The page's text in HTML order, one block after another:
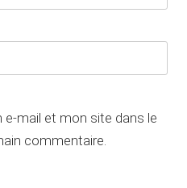
mail et mon site dans le
commentaire.